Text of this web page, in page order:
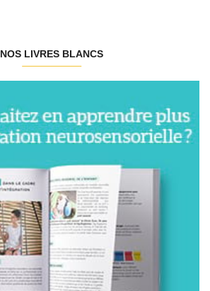
NOS LIVRES BLANCS